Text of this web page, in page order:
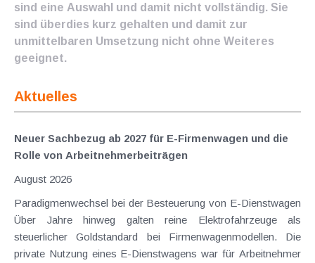
sind eine Auswahl und damit nicht vollständig. Sie
sind überdies kurz gehalten und damit zur
unmittelbaren Umsetzung nicht ohne Weiteres
geeignet.
Aktuelles
Neuer Sachbezug ab 2027 für E-Firmenwagen und die
Rolle von Arbeitnehmer​­beiträgen
August 2026
Paradigmenwechsel bei der Besteuerung von E-Dienstwagen
Über Jahre hinweg galten reine Elektrofahrzeuge als
steuerlicher Goldstandard bei Firmenwagenmodellen. Die
private Nutzung eines E-Dienstwagens war für Arbeitnehmer